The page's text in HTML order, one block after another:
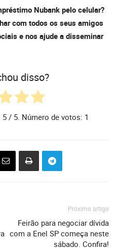
Nubank pelo celular?
com todos os seus amigos
e nos ajude a disseminar
disso?
5 / 5. Número de votos: 1
Próximo artigo
Feirão para negociar dívida
com a Enel SP começa neste
sábado. Confira!